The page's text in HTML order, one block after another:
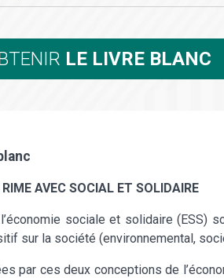
LE LIVRE BLANC
AVEC SOCIAL ET SOLIDAIRE
sociale et solidaire
sur la société (environnemental,
par ces deux conceptions de